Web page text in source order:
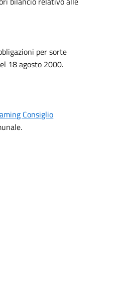
per sorte
18 agosto 2000.
Consiglio